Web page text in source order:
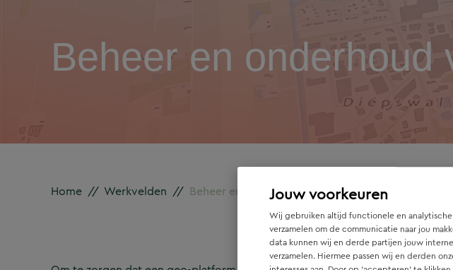
Jouw voorkeuren
Wij gebruiken altijd functionele en
verzamelen om de communicatie naar jou
data kunnen wij en derde partijen jouw
verzamelen. Hiermee passen wij en derden
Beheer en onderhoud
Home // Werkvelden // Beheer en onderhoud van GIS-applicaties